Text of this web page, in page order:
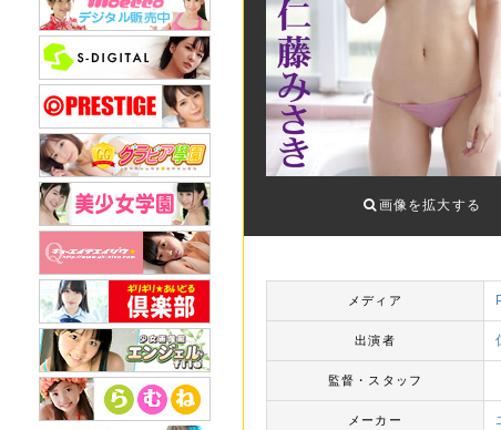
画像を拡大する
メディア
出演者
監督・スタッフ
メーカー